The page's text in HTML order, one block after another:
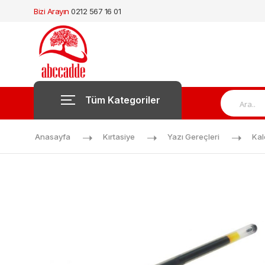
Bizi Arayın 0212 567 16 01
Tüm Kategoriler
Anasayfa Kırtasiye Yazı Gereçleri